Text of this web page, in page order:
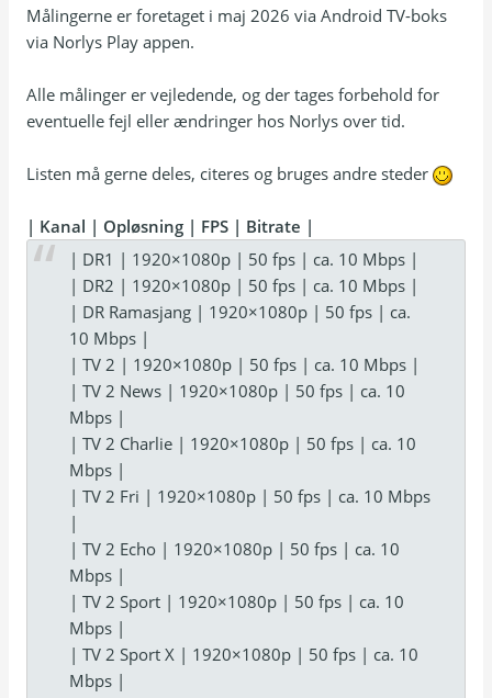
Målingerne er foretaget i maj 2026 via Android TV-boks
via Norlys Play appen.
Alle målinger er vejledende, og der tages forbehold for
eventuelle fejl eller ændringer hos Norlys over tid.
Listen må gerne deles, citeres og bruges andre steder
| Kanal | Opløsning | FPS | Bitrate |
| DR1 | 1920×1080p | 50 fps | ca. 10 Mbps |
| DR2 | 1920×1080p | 50 fps | ca. 10 Mbps |
| DR Ramasjang | 1920×1080p | 50 fps | ca.
10 Mbps |
| TV 2 | 1920×1080p | 50 fps | ca. 10 Mbps |
| TV 2 News | 1920×1080p | 50 fps | ca. 10
Mbps |
| TV 2 Charlie | 1920×1080p | 50 fps | ca. 10
Mbps |
| TV 2 Fri | 1920×1080p | 50 fps | ca. 10 Mbps
|
| TV 2 Echo | 1920×1080p | 50 fps | ca. 10
Mbps |
| TV 2 Sport | 1920×1080p | 50 fps | ca. 10
Mbps |
| TV 2 Sport X | 1920×1080p | 50 fps | ca. 10
Mbps |